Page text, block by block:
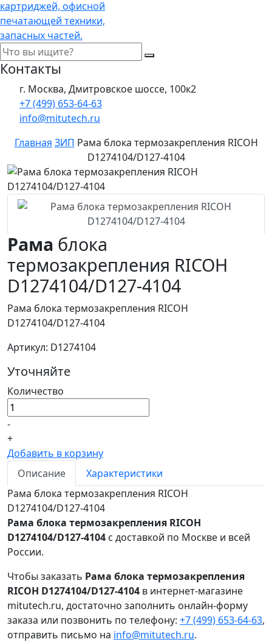
Контакты
г. Москва, Дмитровское шоссе, 100к2
+7 (499) 653-64-63
info@mitutech.ru
Главная ЗИП Рама блока термозакрепления RICOH
D1274104/D127-4104
Рама блока
термозакрепления RICOH
D1274104/D127-4104
Рама блока термозакрепления RICOH
D1274104/D127-4104
Артикул: D1274104
Уточняйте
Количество
-
+
Добавить в корзину
Описание
Характеристики
Рама блока термозакрепления RICOH
D1274104/D127-4104
Рама блока термозакрепления RICOH
D1274104/D127-4104 с доставкой по Москве и всей
России.
Чтобы заказать Рама блока термозакрепления
RICOH D1274104/D127-4104 в интернет-магазине
mitutech.ru, достаточно заполнить онлайн-форму
заказа или позвонить по телефону: +7 (499) 653-64-63,
отправить письмо на info@mitutech.ru.